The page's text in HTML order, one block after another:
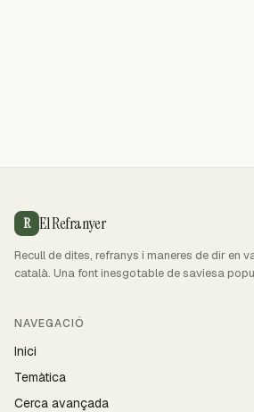
R El Refranyer
Recull de dites, refranys i maneres de dir en
català. Una font inesgotable de saviesa
NAVEGACIÓ
Inici
Temàtica
Cerca avançada